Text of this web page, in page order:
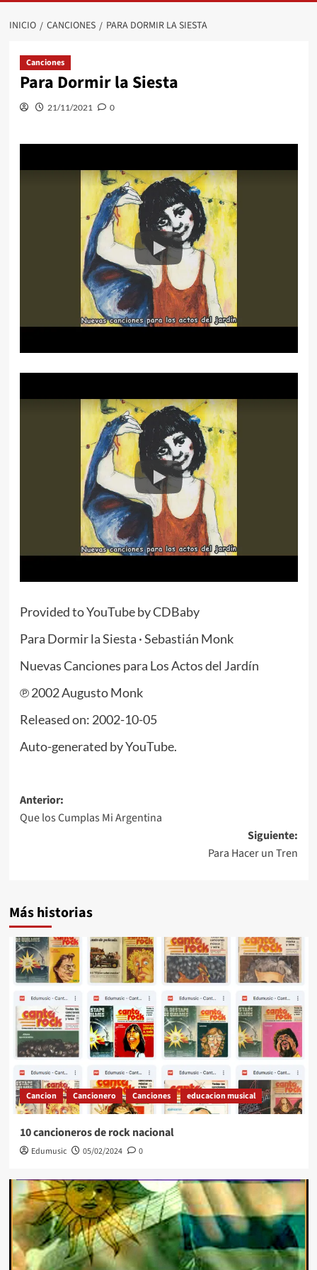
INICIO CANCIONES PARA DORMIR LA SIESTA
Canciones
Para Dormir la Siesta
21/11/2021 0
Provided to YouTube by CDBaby
Para Dormir la Siesta · Sebastián Monk
Nuevas Canciones para Los Actos del Jardín
℗ 2002 Augusto Monk
Released on: 2002-10-05
Auto-generated by YouTube.
Navegación
de
Anterior:
Que los Cumplas Mi Argentina
Siguiente:
Para Hacer un Tren
Más historias
Cancion Cancionero Canciones educacion musical
10 cancioneros de rock nacional
Edumusic 05/02/2024 0